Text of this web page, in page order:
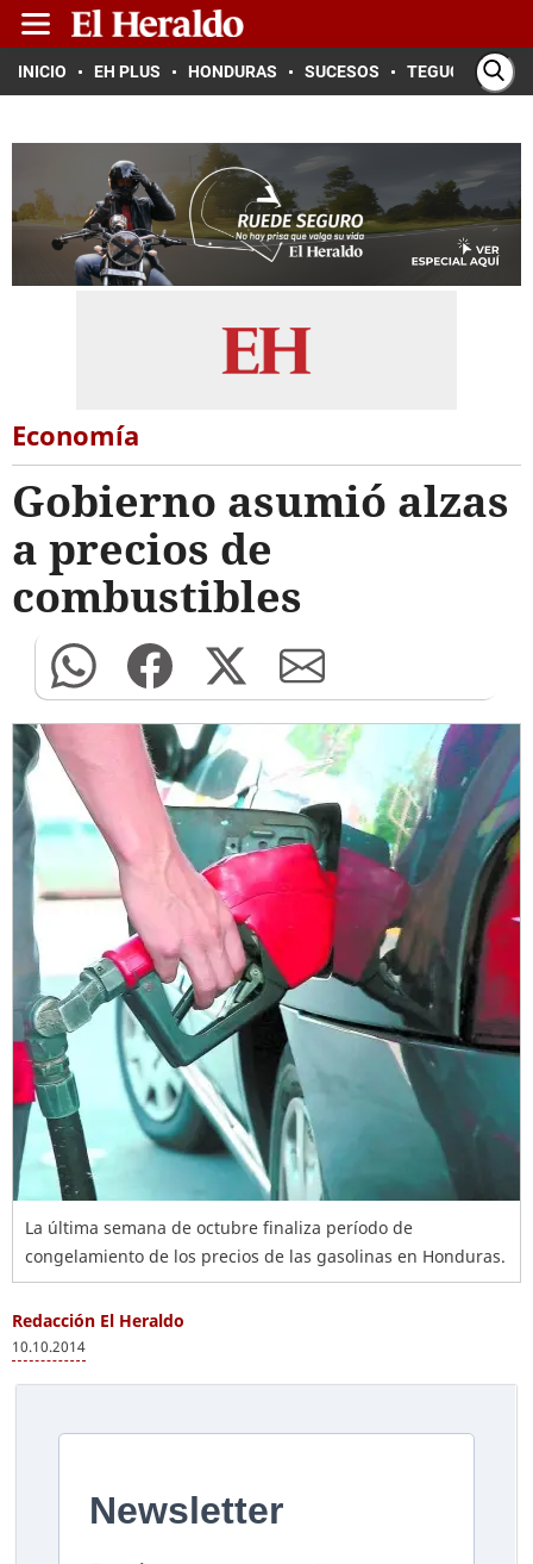
INICIO EH PLUS HONDURAS SUCESOS TEGUCIGALPA
Economía
Gobierno asumió alzas
a precios de
combustibles
La última semana de octubre finaliza período de
congelamiento de los precios de las gasolinas en Honduras.
Redacción El Heraldo
10.10.2014